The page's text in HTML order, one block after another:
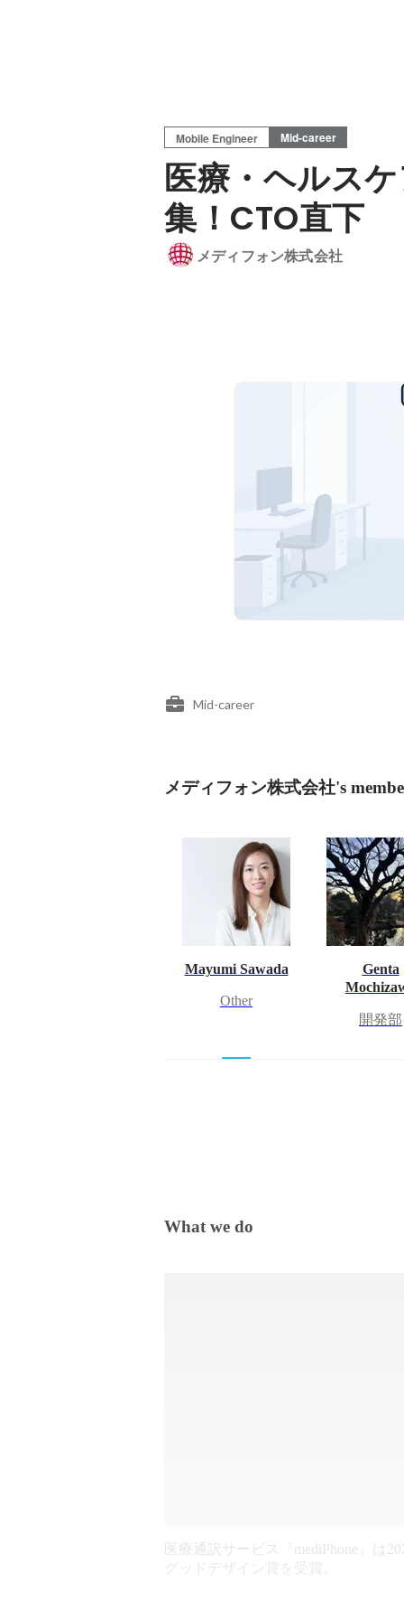
Mobile Engineer Mid-career
医療・ヘルス
集！CTO直下
メディフォン株式会社
Mid-career
メディフォン株式会社's
Mayumi Sawada
Other
Genta
開発部
What we do
医療通訳サービス『mediPhone』は
グッドデザイン賞を受賞。